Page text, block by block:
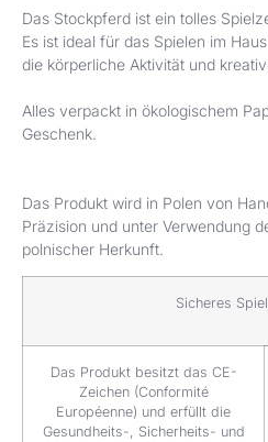
Das Stockpferd ist ein tolles
Es ist ideal für das Spielen im
die körperliche Aktivität und
Alles verpackt in ökologischem
Geschenk.
Das Produkt wird in Polen von
Präzision und unter Verwendung
polnischer Herkunft.
Sicheres
Das Produkt besitzt das CE-
Zeichen (Conformité
Européenne) und erfüllt die
Gesundheits-, Sicherheits- und